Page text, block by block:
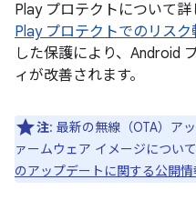
Play プロテクトについて詳
Play プロテクトでのリスク
した保護により、Android
ィが改善されます。
注: 最新の無線（OTA）ア
ァームウェア イメージについて
のアップデートに関する公開情